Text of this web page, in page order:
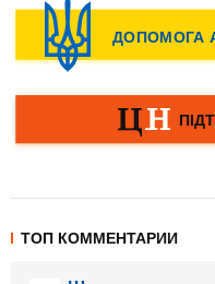
ТОП КОММЕНТАРИИ